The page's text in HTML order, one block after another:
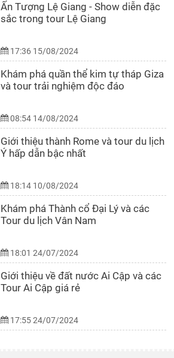
Ấn Tượng Lệ Giang - Show diễn đặc
sắc trong tour Lệ Giang
17:36 15/08/2024
Khám phá quần thể kim tự tháp Giza
và tour trải nghiệm độc đáo
08:54 14/08/2024
Giới thiệu thành Rome và tour du lịch
Ý hấp dẫn bậc nhất
18:14 10/08/2024
Khám phá Thành cổ Đại Lý và các
Tour du lịch Vân Nam
18:01 24/07/2024
Giới thiệu về đất nước Ai Cập và các
Tour Ai Cập giá rẻ
17:55 24/07/2024